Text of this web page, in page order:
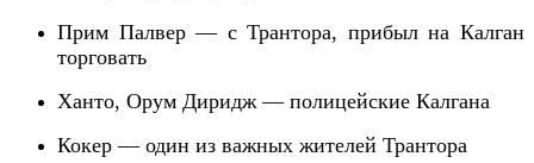
Прим Палвер — с Трантора, прибыл на Калган
торговать
Ханто, Орум Диридж— полицейские Калгана
Кокер — один из важных жителей Трантора